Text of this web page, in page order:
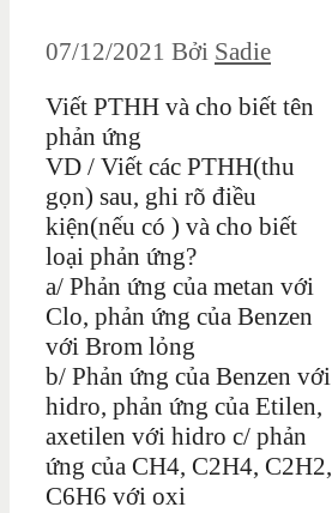
07/12/2021 Bởi Sadie
Viết PTHH và cho biết tên
phản ứng
VD / Viết các PTHH(thu
gọn) sau, ghi rõ điều
kiện(nếu có ) và cho biết
loại phản ứng?
a/ Phản ứng của metan với
Clo, phản ứng của Benzen
với Brom lỏng
b/ Phản ứng của Benzen với
hidro, phản ứng của Etilen,
axetilen với hidro c/ phản
ứng của CH4, C2H4, C2H2,
C6H6 với oxi